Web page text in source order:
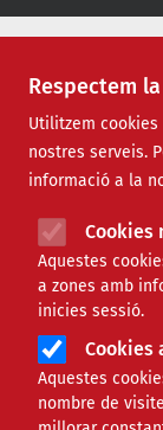
Respectem
Utilitzem
nostres serveis.
informació a la
Cookies
Aquestes
a zones amb
inicies sessió.
Cookies
Aquestes
nombre de
bages